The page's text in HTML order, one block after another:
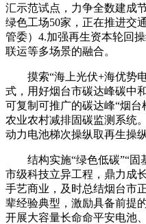
汇示范试点，力争全数建成
绿色工场50家，正在推进交
管委）4.加强再生资本轮回
联运等多场景的融合。
摸索“海上光伏+海优势电
式，用好烟台市碳达峰碳中
可复制可推广的碳达峰“烟台
农业农村减排固碳监测系统
动力电池梯次操纵取再生操纵
结构实施“绿色低碳”“固
市级科技立异工程，鼎力成
手艺商业，及时总结烟台市
辈经验典型，激励具备前提
开展大容量长命命平安电池